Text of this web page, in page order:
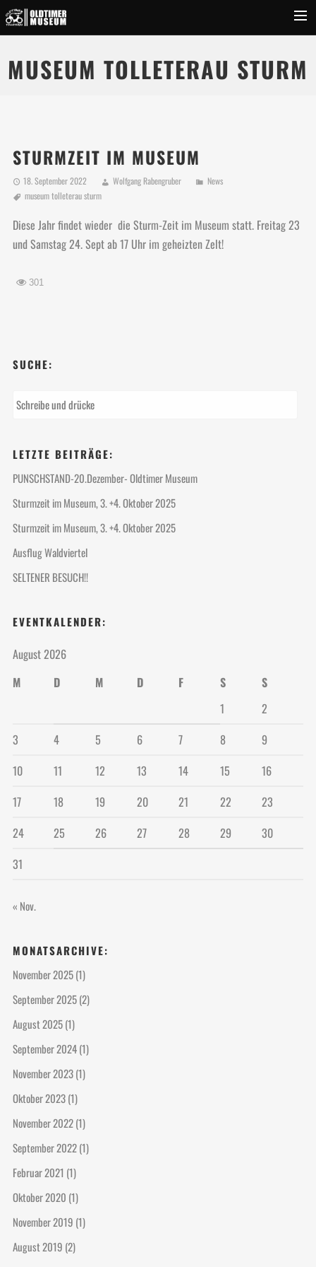
Startseite
News & Events
Inserate
Fotos
Kontakt
MUSEUM TOLLETERAU STURM
STURMZEIT IM MUSEUM
18. September 2022 Wolfgang Rabengruber
News
museum tolleterau sturm
Diese Jahr findet wieder die Sturm-Zeit im Museum statt. Freitag 23
und Samstag 24. Sept ab 17 Uhr im geheizten Zelt!
301
SUCHE:
LETZTE BEITRÄGE:
PUNSCHSTAND-20.Dezember- Oldtimer Museum
Sturmzeit im Museum, 3. +4. Oktober 2025
Sturmzeit im Museum, 3. +4. Oktober 2025
Ausflug Waldviertel
SELTENER BESUCH!!
EVENTKALENDER:
August 2026
M
D M D F S
S
1
2
3
4 5 6 7 8
9
10
11 12 13 14 15
16
17
18 19 20 21 22
23
24
25 26 27 28 29
30
31
« Nov.
MONATSARCHIVE:
November 2025(1)
September 2025(2)
August 2025(1)
September 2024(1)
November 2023(1)
Oktober 2023(1)
November 2022(1)
September 2022(1)
Februar 2021 (1)
Oktober 2020 (1)
November 2019 (1)
August 2019 (2)